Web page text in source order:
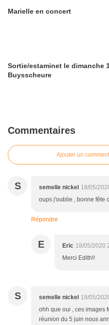
Marielle en concert
Sortie/estaminet le dimanche
Buysscheure
Commentaires
Ajouter un
S semelle nickel 18/05/
oups j'oublie , bonne fête
Répondre
E Eric 18/05/2020
Merci Edith!!
S semelle nickel 18/05/
ohh que oui , ces images
réunion du 5 juin nous